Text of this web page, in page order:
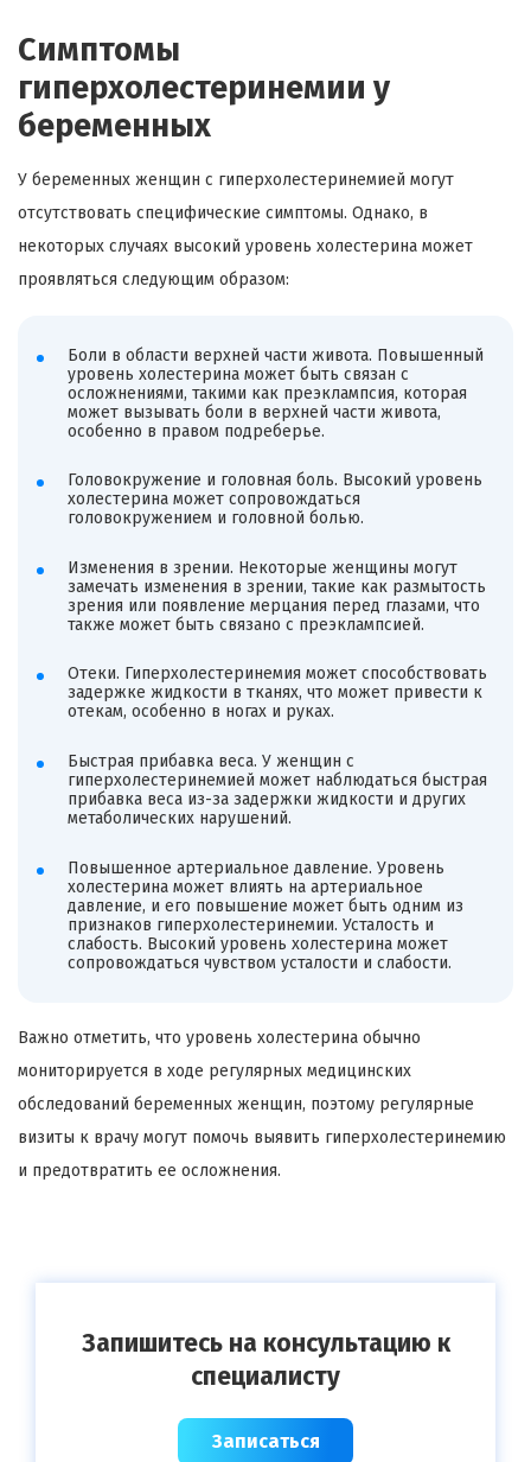
Симптомы
гиперхолестеринемии у
беременных
У беременных женщин с гиперхолестеринемией могут
отсутствовать специфические симптомы. Однако, в
некоторых случаях высокий уровень холестерина может
проявляться следующим образом:
Боли в области верхней части живота. Повышенный
уровень холестерина может быть связан с
осложнениями, такими как преэклампсия, которая
может вызывать боли в верхней части живота,
особенно в правом подреберье.
Головокружение и головная боль. Высокий уровень
холестерина может сопровождаться
головокружением и головной болью.
Изменения в зрении. Некоторые женщины могут
замечать изменения в зрении, такие как размытость
зрения или появление мерцания перед глазами, что
также может быть связано с преэклампсией.
Отеки. Гиперхолестеринемия может способствовать
задержке жидкости в тканях, что может привести к
отекам, особенно в ногах и руках.
Быстрая прибавка веса. У женщин с
гиперхолестеринемией может наблюдаться быстрая
прибавка веса из-за задержки жидкости и других
метаболических нарушений.
Повышенное артериальное давление. Уровень
холестерина может влиять на артериальное
давление, и его повышение может быть одним из
признаков гиперхолестеринемии. Усталость и
слабость. Высокий уровень холестерина может
сопровождаться чувством усталости и слабости.
Важно отметить, что уровень холестерина обычно
мониторируется в ходе регулярных медицинских
обследований беременных женщин, поэтому регулярные
визиты к врачу могут помочь выявить гиперхолестеринемию
и предотвратить ее осложнения.
Запишитесь на консультацию к
специалисту
Записаться